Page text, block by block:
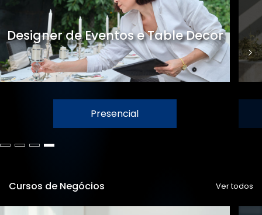
Designer de Eventos e Table Decor
Presencial
Cursos de Negócios Ver todos